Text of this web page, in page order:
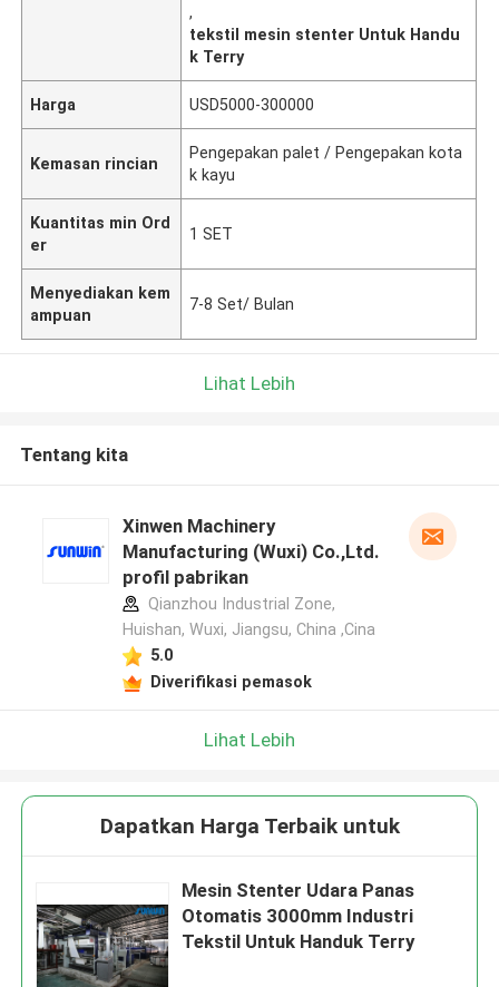
,
tekstil mesin stenter Untuk Handu
k Terry
Harga USD5000-300000
Kemasan rincian
Pengepakan palet / Pengepakan kota
k kayu
Kuantitas min Ord
er
1 SET
Menyediakan kem
ampuan
7-8 Set/ Bulan
Lihat Lebih
Tentang kita
Xinwen Machinery
Manufacturing (Wuxi) Co.,Ltd.
profil pabrikan
Qianzhou Industrial Zone,
Huishan, Wuxi, Jiangsu, China ,Cina
5.0
Diverifikasi pemasok
Lihat Lebih
Dapatkan Harga Terbaik untuk
Mesin Stenter Udara Panas
Otomatis 3000mm Industri
Tekstil Untuk Handuk Terry